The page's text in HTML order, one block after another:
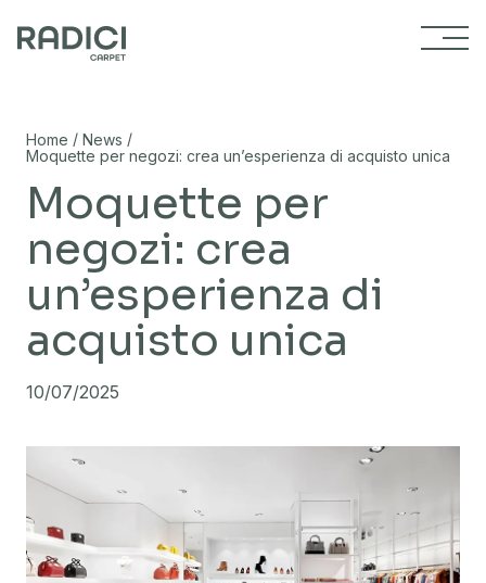
Home / News /
Moquette per negozi: crea un’esperienza di acquisto unica
Moquette per
negozi: crea
un’esperienza di
acquisto unica
10/07/2025